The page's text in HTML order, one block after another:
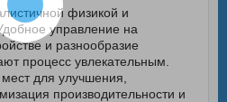
физикой и
управление на
и разнообразие
процесс увлекательным.
для улучшения,
производительности и